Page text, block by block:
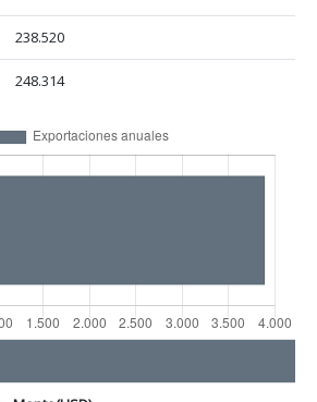
238.520
248.314